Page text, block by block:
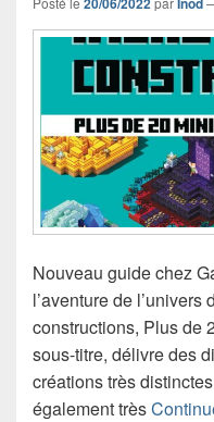
Nouveau guide chez
l’aventure de
constructions, Plus de
sous-titre, délivre des
créations très
également très